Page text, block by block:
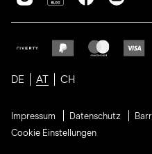
DE AT CH
Impressum Datenschutz
Cookie Einstellungen